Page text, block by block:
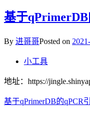
基于
By 进哥哥Posted on
小工具
地址：https://
基于qPrimerDB的qPCR